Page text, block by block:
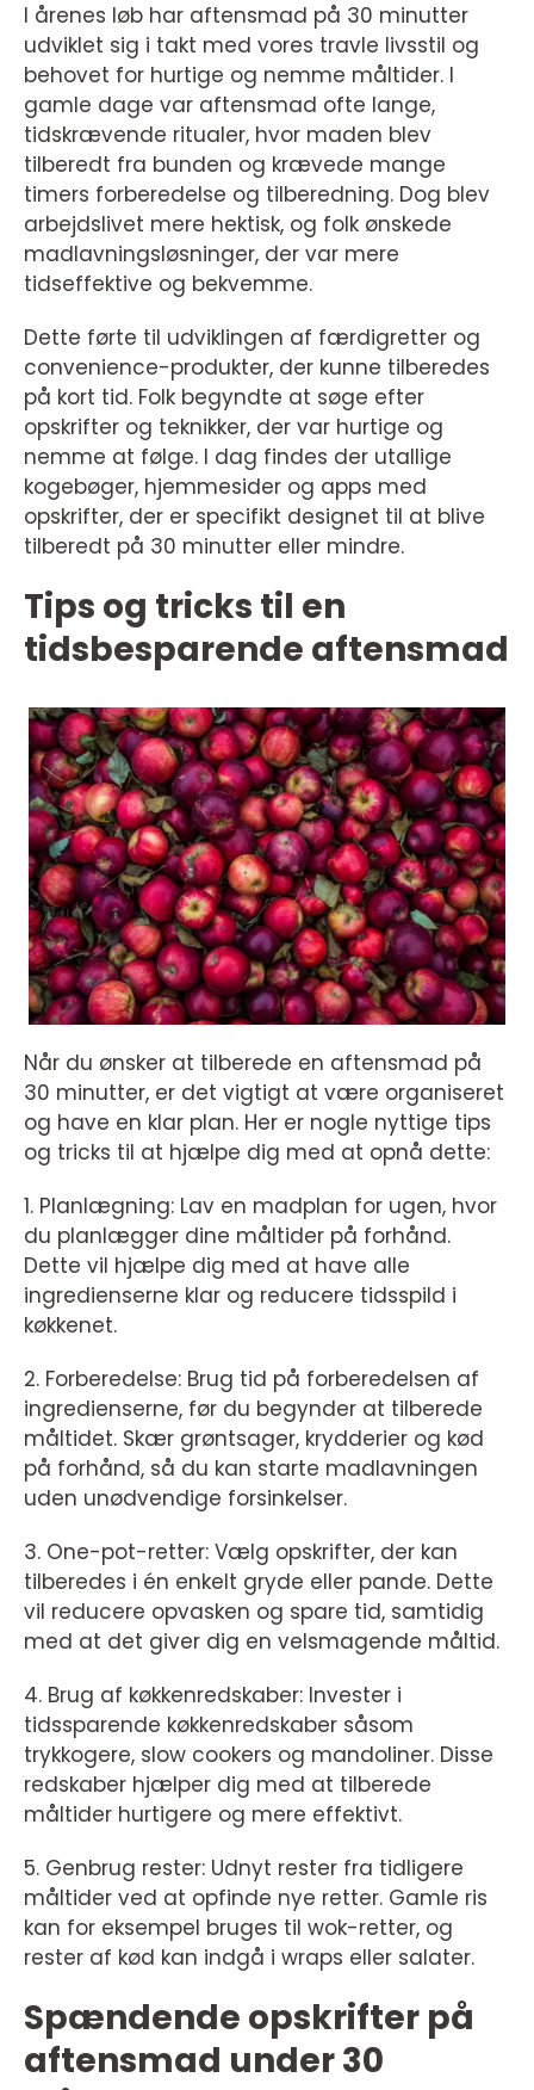
I årenes løb har aftensmad på 30 minutter
udviklet sig i takt med vores travle livsstil og
behovet for hurtige og nemme måltider. I
gamle dage var aftensmad ofte lange,
tidskrævende ritualer, hvor maden blev
tilberedt fra bunden og krævede mange
timers forberedelse og tilberedning. Dog blev
arbejdslivet mere hektisk, og folk ønskede
madlavningsløsninger, der var mere
tidseffektive og bekvemme.
Dette førte til udviklingen af færdigretter og
convenience-produkter, der kunne tilberedes
på kort tid. Folk begyndte at søge efter
opskrifter og teknikker, der var hurtige og
nemme at følge. I dag findes der utallige
kogebøger, hjemmesider og apps med
opskrifter, der er specifikt designet til at blive
tilberedt på 30 minutter eller mindre.
Tips og tricks til en
tidsbesparende aftensmad
Når du ønsker at tilberede en aftensmad på
30 minutter, er det vigtigt at være organiseret
og have en klar plan. Her er nogle nyttige tips
og tricks til at hjælpe dig med at opnå dette:
1. Planlægning: Lav en madplan for ugen, hvor
du planlægger dine måltider på forhånd.
Dette vil hjælpe dig med at have alle
ingredienserne klar og reducere tidsspild i
køkkenet.
2. Forberedelse: Brug tid på forberedelsen af
ingredienserne, før du begynder at tilberede
måltidet. Skær grøntsager, krydderier og kød
på forhånd, så du kan starte madlavningen
uden unødvendige forsinkelser.
3. One-pot-retter: Vælg opskrifter, der kan
tilberedes i én enkelt gryde eller pande. Dette
vil reducere opvasken og spare tid, samtidig
med at det giver dig en velsmagende måltid.
4. Brug af køkkenredskaber: Invester i
tidssparende køkkenredskaber såsom
trykkogere, slow cookers og mandoliner. Disse
redskaber hjælper dig med at tilberede
måltider hurtigere og mere effektivt.
5. Genbrug rester: Udnyt rester fra tidligere
måltider ved at opfinde nye retter. Gamle ris
kan for eksempel bruges til wok-retter, og
rester af kød kan indgå i wraps eller salater.
Spændende opskrifter på
aftensmad under 30